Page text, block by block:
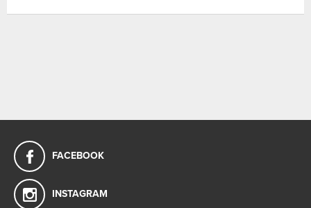
FACEBOOK
INSTAGRAM